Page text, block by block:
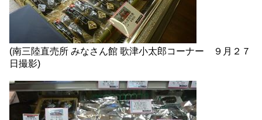
(南三陸直売所 みなさん館 歌津小太郎コーナー ９月２７
日撮影)